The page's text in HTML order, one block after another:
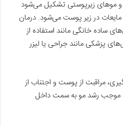
موهای زیرپوستی تشکیل می‌شود
در زیر پوست می‌شود. درمان
ساده خانگی مانند استفاده از
پزشکی مانند جراحی یا لیزر
مراقبت از پوست و اجتناب از
موجب رشد مو به سمت داخل